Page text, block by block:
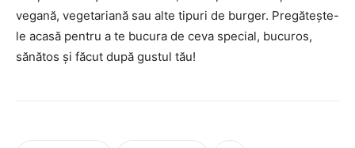
vegană, vegetariană sau alte tipuri de burger. Pregătește-
le acasă pentru a te bucura de ceva special, bucuros,
sănătos și făcut după gustul tău!